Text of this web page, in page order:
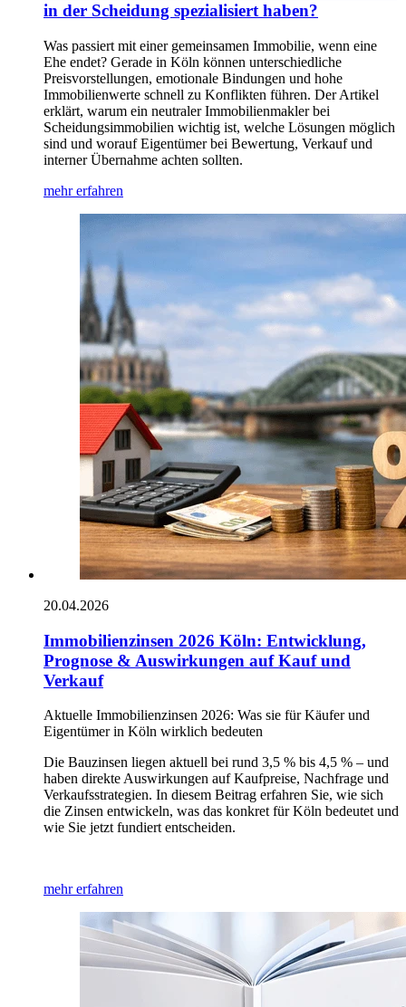
in der Scheidung spezialisiert haben?
Was passiert mit einer gemeinsamen Immobilie, wenn eine
Ehe endet? Gerade in Köln können unterschiedliche
Preisvorstellungen, emotionale Bindungen und hohe
Immobilienwerte schnell zu Konflikten führen. Der Artikel
erklärt, warum ein neutraler Immobilienmakler bei
Scheidungsimmobilien wichtig ist, welche Lösungen möglich
sind und worauf Eigentümer bei Bewertung, Verkauf und
interner Übernahme achten sollten.
mehr erfahren
20.04.2026
Immobilienzinsen 2026 Köln: Entwicklung,
Prognose & Auswirkungen auf Kauf und
Verkauf
Aktuelle Immobilienzinsen 2026: Was sie für Käufer und
Eigentümer in Köln wirklich bedeuten
Die Bauzinsen liegen aktuell bei rund 3,5 % bis 4,5 % – und
haben direkte Auswirkungen auf Kaufpreise, Nachfrage und
Verkaufsstrategien. In diesem Beitrag erfahren Sie, wie sich
die Zinsen entwickeln, was das konkret für Köln bedeutet und
wie Sie jetzt fundiert entscheiden.
mehr erfahren